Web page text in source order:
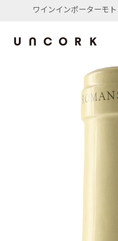
ワインインポーターモ